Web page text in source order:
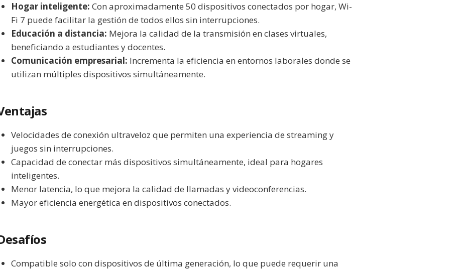
Hogar inteligente: Con aproximadamente 50 dispositivos conectados por hogar, Wi-
Fi 7 puede facilitar la gestión de todos ellos sin interrupciones.
Educación a distancia: Mejora la calidad de la transmisión en clases virtuales,
beneficiando a estudiantes y docentes.
Comunicación empresarial: Incrementa la eficiencia en entornos laborales donde se
utilizan múltiples dispositivos simultáneamente.
Velocidades de conexión ultraveloz que permiten una experiencia de streaming y
juegos sin interrupciones.
Capacidad de conectar más dispositivos simultáneamente, ideal para hogares
inteligentes.
Menor latencia, lo que mejora la calidad de llamadas y videoconferencias.
Mayor eficiencia energética en dispositivos conectados.
Compatible solo con dispositivos de última generación, lo que puede requerir una